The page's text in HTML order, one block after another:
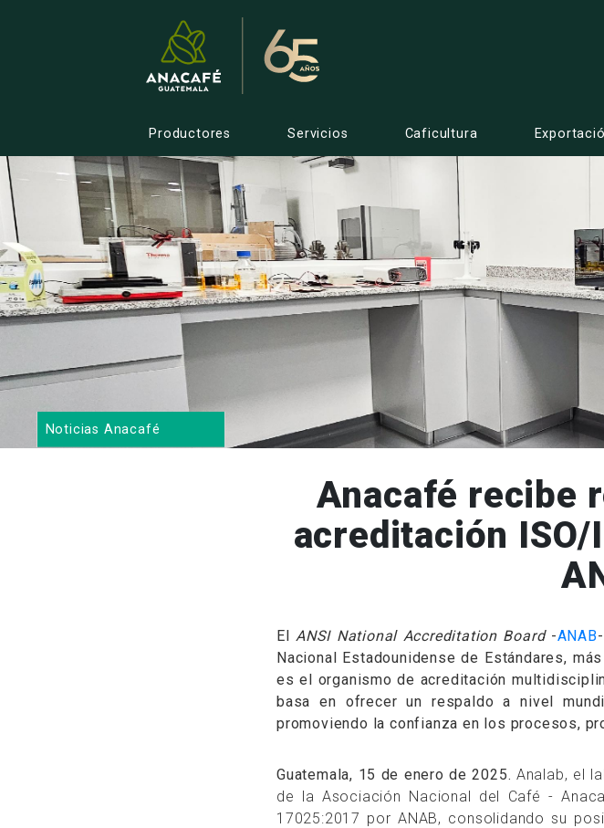
Productores Servicios Caficultura
Noticias Anacafé
Anacafé recibe
acreditación ISO/
ElANSI National Accreditation Board-ANAB
Nacional Estadounidense de Estándares,
es el organismo de acreditación
basa en ofrecer un respaldo a nivel
promoviendo la confianza en los procesos,
Guatemala, 15 de enero de 2025. Analab, el
de la Asociación Nacional del Café -
17025:2017 por ANAB, consolidando su